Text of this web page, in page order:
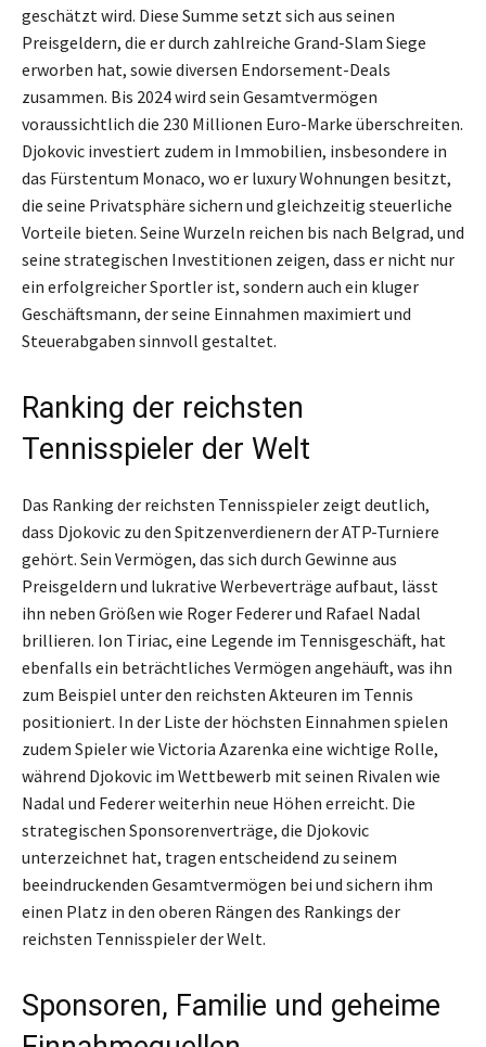
geschätzt wird. Diese Summe setzt sich aus seinen
Preisgeldern, die er durch zahlreiche Grand-Slam Siege
erworben hat, sowie diversen Endorsement-Deals
zusammen. Bis 2024 wird sein Gesamtvermögen
voraussichtlich die 230 Millionen Euro-Marke überschreiten.
Djokovic investiert zudem in Immobilien, insbesondere in
das Fürstentum Monaco, wo er luxury Wohnungen besitzt,
die seine Privatsphäre sichern und gleichzeitig steuerliche
Vorteile bieten. Seine Wurzeln reichen bis nach Belgrad, und
seine strategischen Investitionen zeigen, dass er nicht nur
ein erfolgreicher Sportler ist, sondern auch ein kluger
Geschäftsmann, der seine Einnahmen maximiert und
Steuerabgaben sinnvoll gestaltet.
Ranking der reichsten
Tennisspieler der Welt
Das Ranking der reichsten Tennisspieler zeigt deutlich,
dass Djokovic zu den Spitzenverdienern der ATP-Turniere
gehört. Sein Vermögen, das sich durch Gewinne aus
Preisgeldern und lukrative Werbeverträge aufbaut, lässt
ihn neben Größen wie Roger Federer und Rafael Nadal
brillieren. Ion Tiriac, eine Legende im Tennisgeschäft, hat
ebenfalls ein beträchtliches Vermögen angehäuft, was ihn
zum Beispiel unter den reichsten Akteuren im Tennis
positioniert. In der Liste der höchsten Einnahmen spielen
zudem Spieler wie Victoria Azarenka eine wichtige Rolle,
während Djokovic im Wettbewerb mit seinen Rivalen wie
Nadal und Federer weiterhin neue Höhen erreicht. Die
strategischen Sponsorenverträge, die Djokovic
unterzeichnet hat, tragen entscheidend zu seinem
beeindruckenden Gesamtvermögen bei und sichern ihm
einen Platz in den oberen Rängen des Rankings der
reichsten Tennisspieler der Welt.
Sponsoren, Familie und geheime